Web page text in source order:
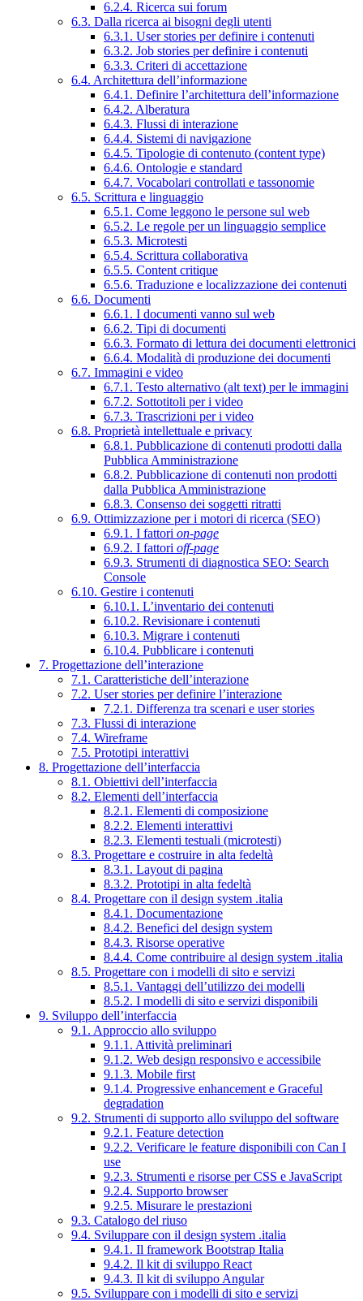
6.2.4. Ricerca sui forum
6.3. Dalla ricerca ai bisogni degli utenti
6.3.1. User stories per definire i contenuti
6.3.2. Job stories per definire i contenuti
6.3.3. Criteri di accettazione
6.4. Architettura dell’informazione
6.4.1. Definire l’architettura dell’informazione
6.4.2. Alberatura
6.4.3. Flussi di interazione
6.4.4. Sistemi di navigazione
6.4.5. Tipologie di contenuto (content type)
6.4.6. Ontologie e standard
6.4.7. Vocabolari controllati e tassonomie
6.5. Scrittura e linguaggio
6.5.1. Come leggono le persone sul web
6.5.2. Le regole per un linguaggio semplice
6.5.3. Microtesti
6.5.4. Scrittura collaborativa
6.5.5. Content critique
6.5.6. Traduzione e localizzazione dei contenuti
6.6. Documenti
6.6.1. I documenti vanno sul web
6.6.2. Tipi di documenti
6.6.3. Formato di lettura dei documenti elettronici
6.6.4. Modalità di produzione dei documenti
6.7. Immagini e video
6.7.1. Testo alternativo (alt text) per le immagini
6.7.2. Sottotitoli per i video
6.7.3. Trascrizioni per i video
6.8. Proprietà intellettuale e privacy
6.8.1. Pubblicazione di contenuti prodotti dalla
Pubblica Amministrazione
6.8.2. Pubblicazione di contenuti non prodotti
dalla Pubblica Amministrazione
6.8.3. Consenso dei soggetti ritratti
6.9. Ottimizzazione per i motori di ricerca (SEO)
6.9.1. I fattori on-page
6.9.2. I fattori off-page
6.9.3. Strumenti di diagnostica SEO: Search
Console
6.10. Gestire i contenuti
6.10.1. L’inventario dei contenuti
6.10.2. Revisionare i contenuti
6.10.3. Migrare i contenuti
6.10.4. Pubblicare i contenuti
7. Progettazione dell’interazione
7.1. Caratteristiche dell’interazione
7.2. User stories per definire l’interazione
7.2.1. Differenza tra scenari e user stories
7.3. Flussi di interazione
7.4. Wireframe
7.5. Prototipi interattivi
8. Progettazione dell’interfaccia
8.1. Obiettivi dell’interfaccia
8.2. Elementi dell’interfaccia
8.2.1. Elementi di composizione
8.2.2. Elementi interattivi
8.2.3. Elementi testuali (microtesti)
8.3. Progettare e costruire in alta fedeltà
8.3.1. Layout di pagina
8.3.2. Prototipi in alta fedeltà
8.4. Progettare con il design system .italia
8.4.1. Documentazione
8.4.2. Benefici del design system
8.4.3. Risorse operative
8.4.4. Come contribuire al design system .italia
8.5. Progettare con i modelli di sito e servizi
8.5.1. Vantaggi dell’utilizzo dei modelli
8.5.2. I modelli di sito e servizi disponibili
9. Sviluppo dell’interfaccia
9.1. Approccio allo sviluppo
9.1.1. Attività preliminari
9.1.2. Web design responsivo e accessibile
9.1.3. Mobile first
9.1.4. Progressive enhancement e Graceful
degradation
9.2. Strumenti di supporto allo sviluppo del software
9.2.1. Feature detection
9.2.2. Verificare le feature disponibili con Can I
use
9.2.3. Strumenti e risorse per CSS e JavaScript
9.2.4. Supporto browser
9.2.5. Misurare le prestazioni
9.3. Catalogo del riuso
9.4. Sviluppare con il design system .italia
9.4.1. Il framework Bootstrap Italia
9.4.2. Il kit di sviluppo React
9.4.3. Il kit di sviluppo Angular
9.5. Sviluppare con i modelli di sito e servizi